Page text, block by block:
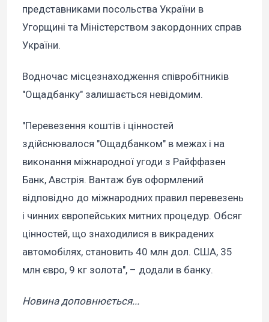
представниками посольства України в
Угорщині та Міністерством закордонних справ
України.
Водночас місцезнаходження співробітників
"Ощадбанку" залишається невідомим.
"Перевезення коштів і цінностей
здійснювалося "Ощадбанком" в межах і на
виконання міжнародної угоди з Райффазен
Банк, Австрія. Вантаж був оформлений
відповідно до міжнародних правил перевезень
і чинних європейських митних процедур. Обсяг
цінностей, що знаходилися в викрадених
автомобілях, становить 40 млн дол. США, 35
млн євро, 9 кг золота", – додали в банку.
Новина доповнюється...